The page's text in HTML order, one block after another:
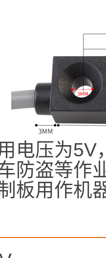
电压为5V
防盗等作
板用作机